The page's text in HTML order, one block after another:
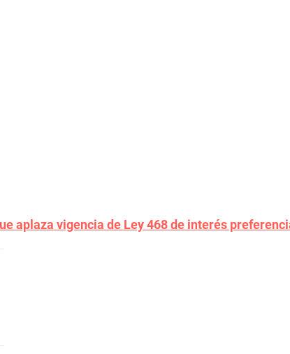
aplaza vigencia de Ley 468 de interés